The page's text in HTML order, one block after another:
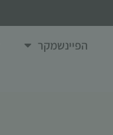
הפיינשמקר